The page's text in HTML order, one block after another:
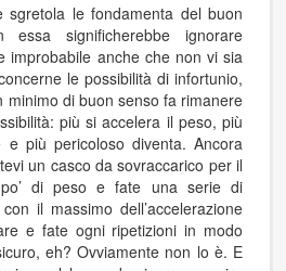
sgretola le fondamenta del buon
significherebbe ignorare
improbabile anche che non vi sia
le possibilità di infortunio,
minimo di buon senso fa rimanere
più si accelera il peso, più
più pericoloso diventa. Ancora
un casco da sovraccarico per il
di peso e fate una serie di
il massimo dell’accelerazione
e fate ogni ripetizioni in modo
eh? Ovviamente non lo è. E